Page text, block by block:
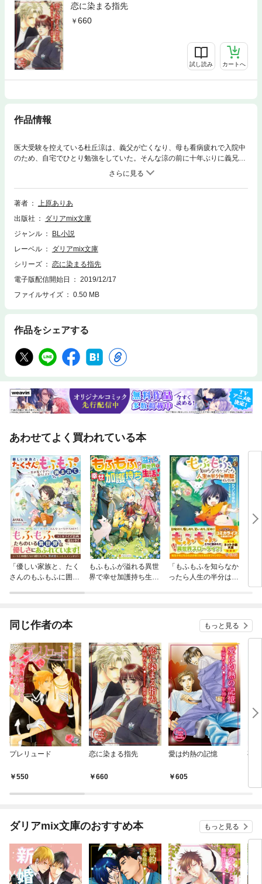
恋に染まる指先
660
試し読み カートへ
作品情報
医大受験を控えている杜丘涼は、義父が亡くなり、母も看病疲れで入院中
のため、自宅でひとり勉強をしていた。そんな涼の前に十年ぶりに義兄・
一臣が現れる。端正な顔立ちで、医大に進学した義兄に恐れを感じながら
も憧れていた涼は、一臣が医大を辞めてメイクアップアーチストになった
ことを知り驚く。別人のように軽薄な一臣に、涼は白く美しい手を引かれ
別世界に連れ出されるが…。 ※本文にイラストは含まれていません
著者
上原ありあ
出版社
ダリアmix文庫
ジャンル
BL小説
レーベル
ダリアmix文庫
シリーズ
恋に染まる指先
電子版配信開始日
2019/12/17
ファイルサイズ
0.50 MB
作品をシェアする
あわせてよく買われている本
「優しい家族と、たく
さんのもふもふに囲ま
もふもふが溢れる異世
界で幸せ加護持ち生
「もふもふを知らなか
ったら人生の半分は無
ーズ
同じ作者の本 もっと見る
プレリュード
550
恋に染まる指先
660
愛は灼熱の記憶
605
夜
ダリアmix文庫のおすすめ本 もっと見る